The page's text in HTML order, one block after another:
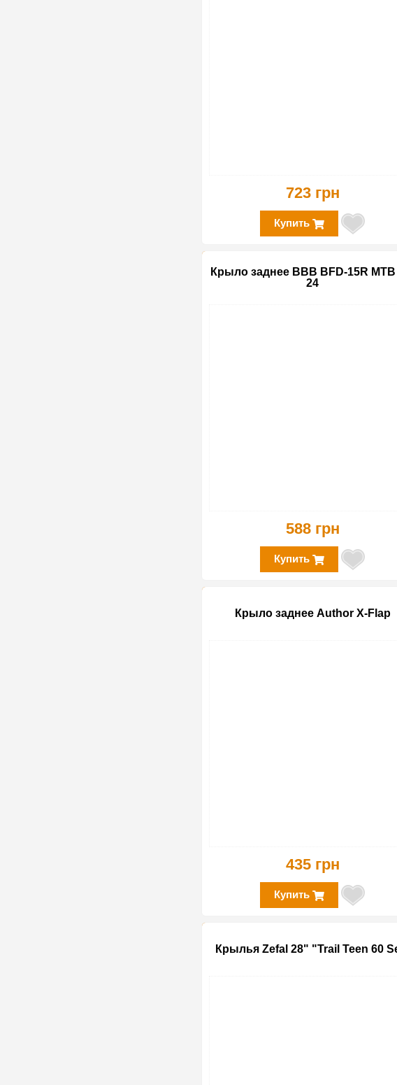
723 грн
Купить
Крыло заднее BBB BFD-15R MTB
24
588 грн
Купить
Крыло заднее Author X-Flap
435 грн
Купить
Крылья Zefal 28" "Trail Teen 60